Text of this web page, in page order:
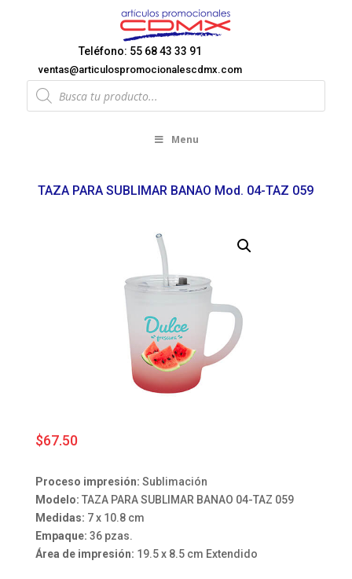
Teléfono: 55 68 43 33 91
ventas@articulospromocionalescdmx.com
Products
search
Menu
TAZA PARA SUBLIMAR BANAO Mod. 04-TAZ 059
$67.50
Proceso impresión: Sublimación
Modelo: TAZA PARA SUBLIMAR BANAO 04-TAZ 059
Medidas: 7 x 10.8 cm
Empaque: 36 pzas.
Área de impresión: 19.5 x 8.5 cm Extendido